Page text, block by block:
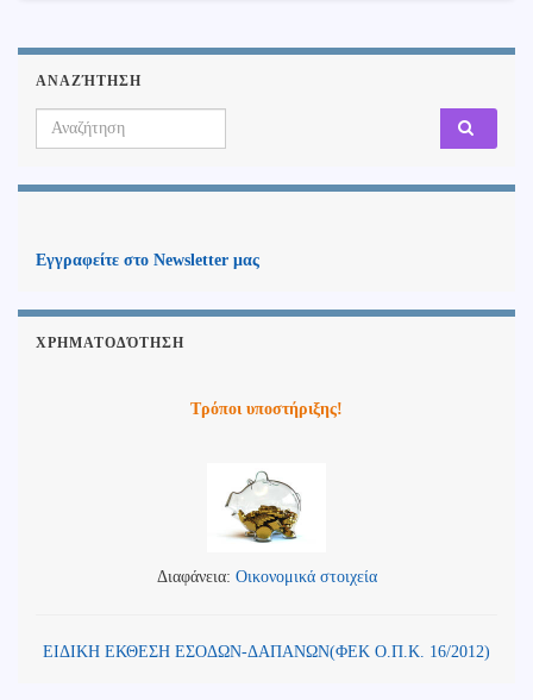
ΑΝΑΖΉΤΗΣΗ
Search for:
Εγγραφείτε στο Newsletter μας
ΧΡΗΜΑΤΟΔΌΤΗΣΗ
Τρόποι υποστήριξης!
Διαφάνεια: Οικονομικά στοιχεία
ΕΙΔΙΚΗ ΕΚΘΕΣΗ ΕΣΟΔΩΝ-ΔΑΠΑΝΩΝ(ΦΕΚ Ο.Π.Κ. 16/2012)